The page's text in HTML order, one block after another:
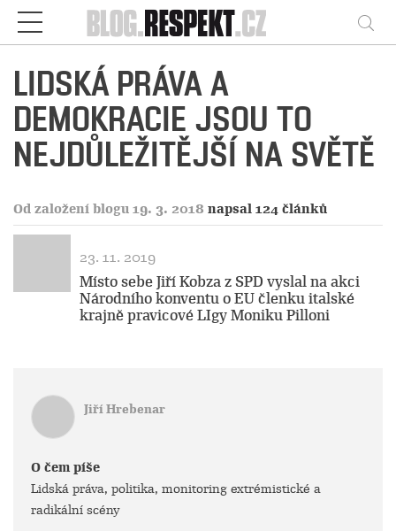
Respekt
LIDSKÁ PRÁVA A
DEMOKRACIE JSOU TO
NEJDŮLEŽITĚJŠÍ NA SVĚTĚ
Od založení blogu 19. 3. 2018 napsal 124 článků
23. 11. 2019
Místo sebe Jiří Kobza z SPD vyslal na akci
Národního konventu o EU členku italské
krajně pravicové LIgy Moniku Pilloni
Jiří Hrebenar
O čem píše
Lidská práva, politika, monitoring extrémistické a
radikální scény